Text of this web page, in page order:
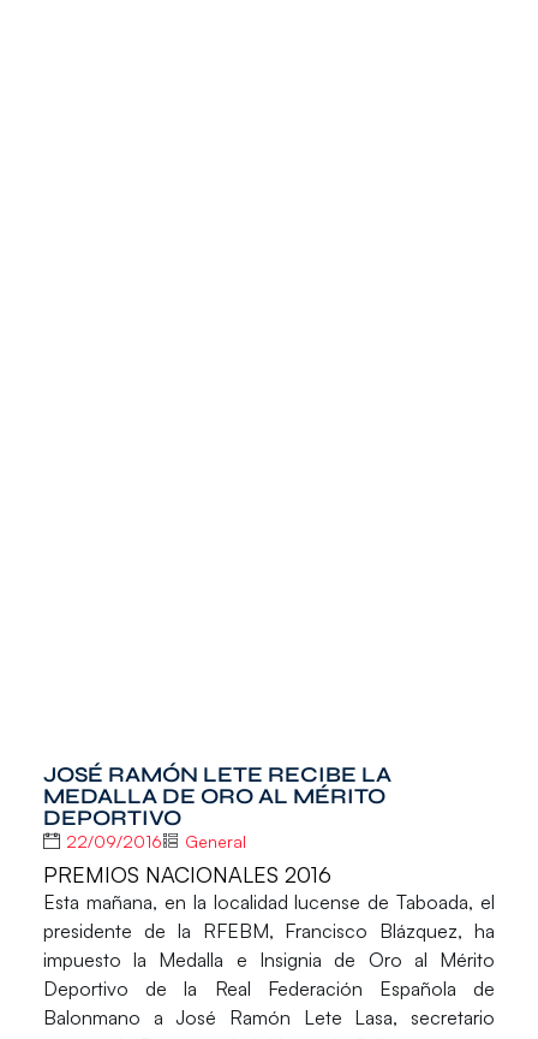
JOSÉ RAMÓN LETE RECIBE LA
MEDALLA DE ORO AL MÉRITO
DEPORTIVO
22/09/2016 General
PREMIOS NACIONALES 2016
Esta mañana, en la localidad lucense de Taboada, el
presidente de la RFEBM, Francisco Blázquez, ha
impuesto la Medalla e Insignia de Oro al Mérito
Deportivo de la Real Federación Española de
Balonmano a José Ramón Lete Lasa, secretario